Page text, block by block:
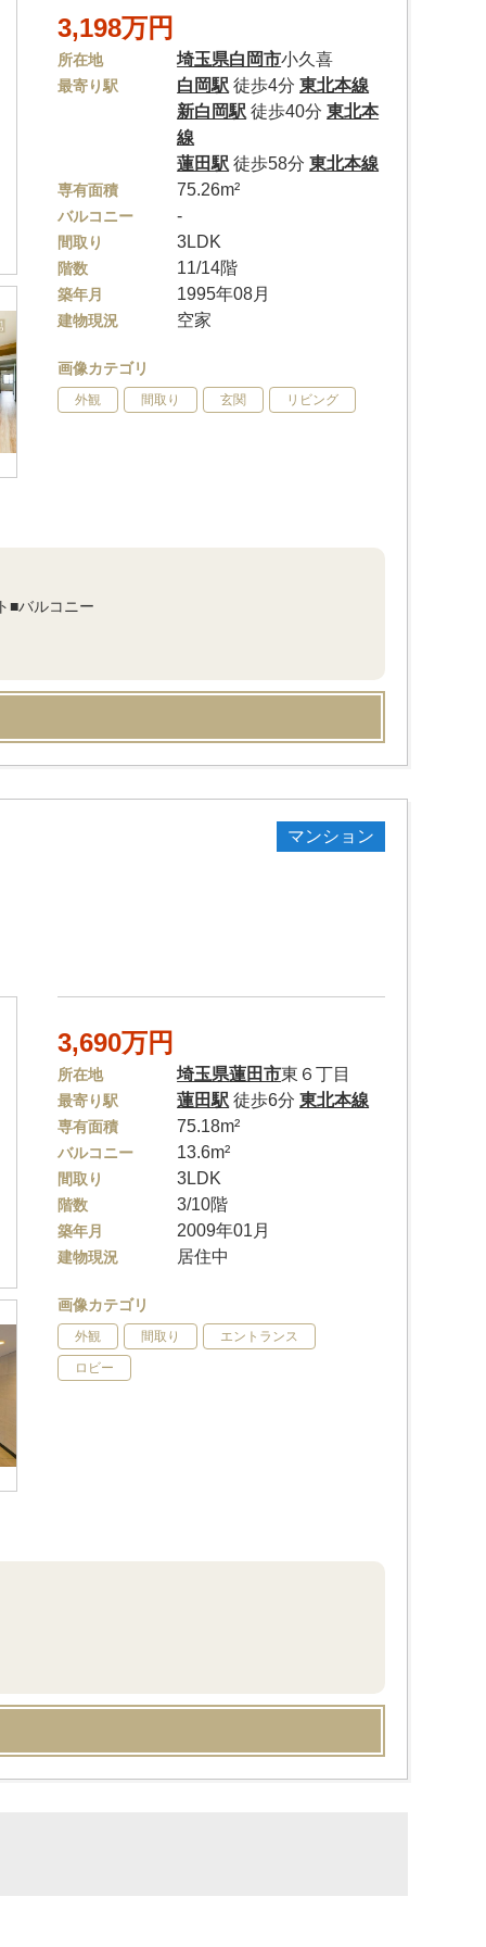
3,198万円
所在地 埼玉県白岡市小久喜
最寄り駅 白岡駅 徒歩4分東北本線
新白岡駅 徒歩40分東北本
線
蓮田駅 徒歩58分東北本線
専有面積 75.26m²
バルコニー -
間取り 3LDK
階数 11/14階
築年月 1995年08月
建物現況 空家
画像カテゴリ
外観 間取り 玄関 リビング
■バルコニー
マンション
3,690万円
所在地 埼玉県蓮田市東６丁目
最寄り駅 蓮田駅 徒歩6分東北本線
専有面積 75.18m²
バルコニー 13.6m²
間取り 3LDK
階数 3/10階
築年月 2009年01月
建物現況 居住中
画像カテゴリ
外観 間取り エントランス
ロビー